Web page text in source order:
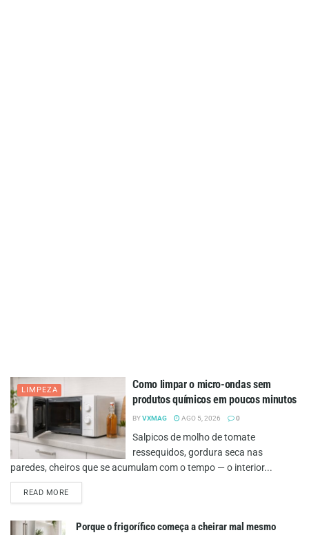
LIMPEZA
Como limpar o micro-ondas sem
produtos químicos em poucos minutos
BYVXMAG AGO 5, 2026 0
Salpicos de molho de tomate
ressequidos, gordura seca nas
paredes, cheiros que se acumulam com o tempo — o interior...
READ MOREDETAILS
Porque o frigorífico começa a cheirar mal mesmo